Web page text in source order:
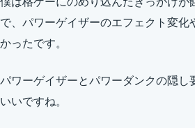
で、パワーゲイザーのエフェクト変化
かったです。
パワーゲイザーとパワーダンクの隠し
いいですね。